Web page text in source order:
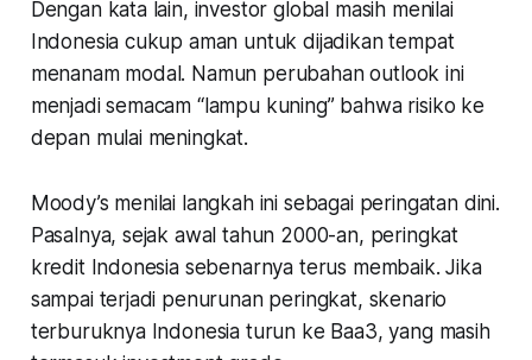
Dengan kata lain, investor global masih menilai
Indonesia cukup aman untuk dijadikan tempat
menanam modal. Namun perubahan outlook ini
menjadi semacam “lampu kuning” bahwa risiko ke
depan mulai meningkat.
Moody’s menilai langkah ini sebagai peringatan dini.
Pasalnya, sejak awal tahun 2000-an, peringkat
kredit Indonesia sebenarnya terus membaik. Jika
sampai terjadi penurunan peringkat, skenario
terburuknya Indonesia turun ke Baa3, yang masih